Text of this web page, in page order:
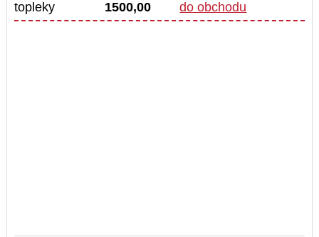
topleky
1500,00 do obchodu